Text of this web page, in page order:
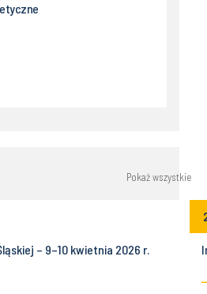
Pokaż wszystkie
– 9–10 kwietnia 2026 r.